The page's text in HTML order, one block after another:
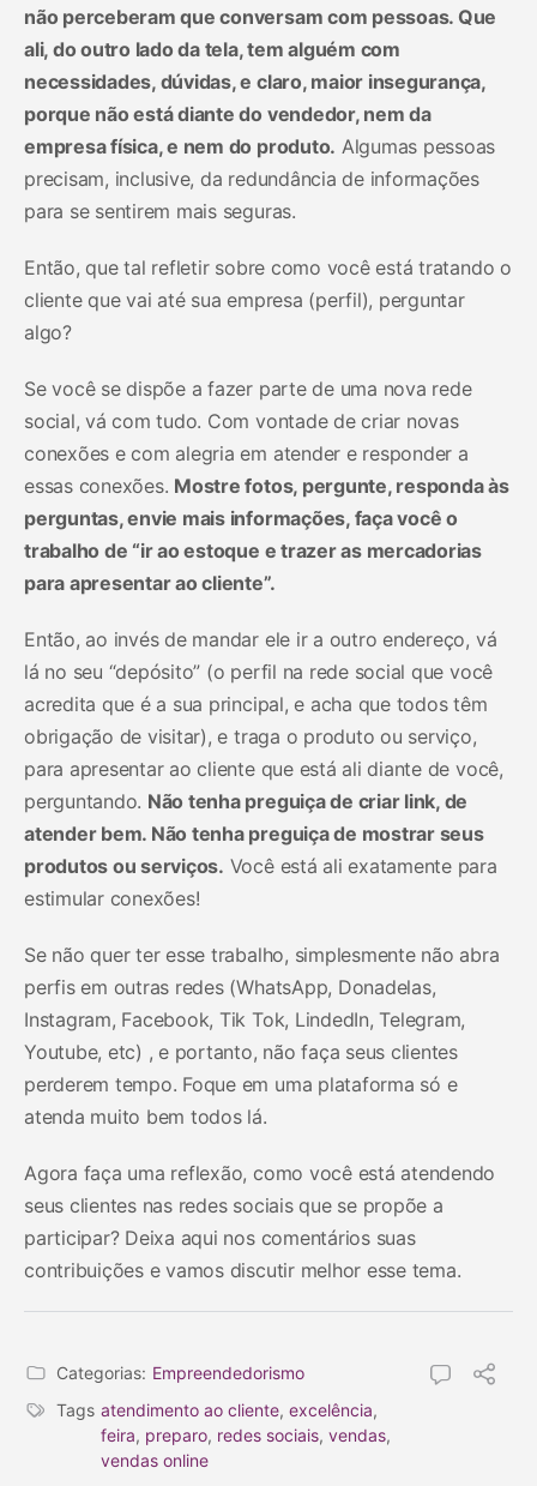
não perceberam que conversam com pessoas. Que
ali, do outro lado da tela, tem alguém com
necessidades, dúvidas, e claro, maior insegurança,
porque não está diante do vendedor, nem da
empresa física, e nem do produto. Algumas pessoas
precisam, inclusive, da redundância de informações
para se sentirem mais seguras.
Então, que tal refletir sobre como você está tratando o
cliente que vai até sua empresa (perfil), perguntar
algo?
Se você se dispõe a fazer parte de uma nova rede
social, vá com tudo. Com vontade de criar novas
conexões e com alegria em atender e responder a
essas conexões. Mostre fotos, pergunte, responda às
perguntas, envie mais informações, faça você o
trabalho de “ir ao estoque e trazer as mercadorias
para apresentar ao cliente”.
Então, ao invés de mandar ele ir a outro endereço, vá
lá no seu “depósito” (o perfil na rede social que você
acredita que é a sua principal, e acha que todos têm
obrigação de visitar), e traga o produto ou serviço,
para apresentar ao cliente que está ali diante de você,
perguntando. Não tenha preguiça de criar link, de
atender bem. Não tenha preguiça de mostrar seus
produtos ou serviços. Você está ali exatamente para
estimular conexões!
Se não quer ter esse trabalho, simplesmente não abra
perfis em outras redes (WhatsApp, Donadelas,
Instagram, Facebook, Tik Tok, LindedIn, Telegram,
Youtube, etc) , e portanto, não faça seus clientes
perderem tempo. Foque em uma plataforma só e
atenda muito bem todos lá.
Agora faça uma reflexão, como você está atendendo
seus clientes nas redes sociais que se propõe a
participar? Deixa aqui nos comentários suas
contribuições e vamos discutir melhor esse tema.
Categorias: Empreendedorismo
Tags atendimento ao cliente, excelência,
feira, preparo, redes sociais, vendas,
vendas online